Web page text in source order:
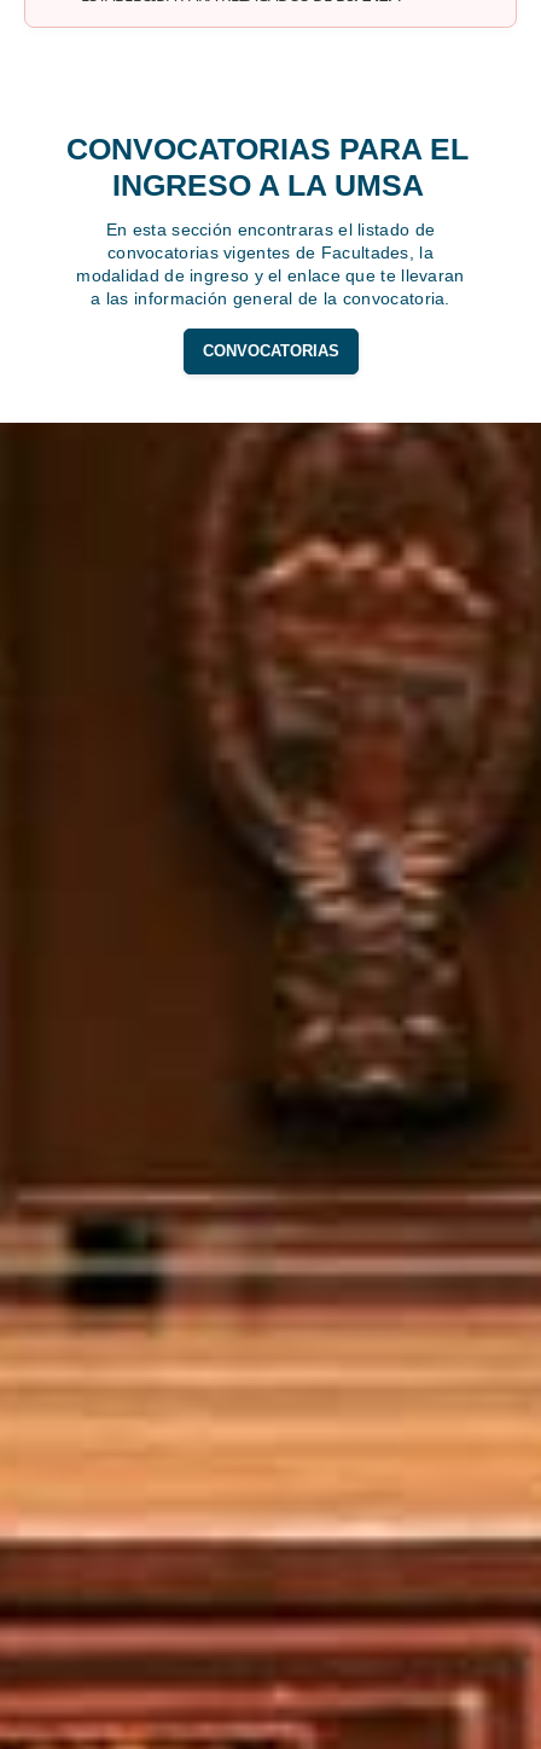
CONVOCATORIAS PARA EL
INGRESO A LA UMSA
En esta sección encontraras el listado de
convocatorias vigentes de Facultades, la
modalidad de ingreso y el enlace que te llevaran
a las información general de la convocatoria.
CONVOCATORIAS